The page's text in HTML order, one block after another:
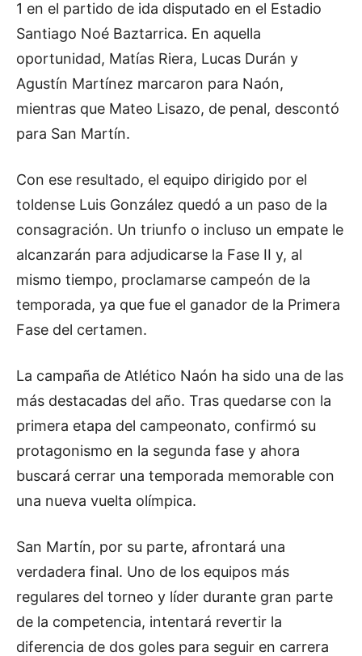
1 en el partido de ida disputado en el Estadio
Santiago Noé Baztarrica. En aquella
oportunidad, Matías Riera, Lucas Durán y
Agustín Martínez marcaron para Naón,
mientras que Mateo Lisazo, de penal, descontó
para San Martín.
Con ese resultado, el equipo dirigido por el
toldense Luis González quedó a un paso de la
consagración. Un triunfo o incluso un empate le
alcanzarán para adjudicarse la Fase II y, al
mismo tiempo, proclamarse campeón de la
temporada, ya que fue el ganador de la Primera
Fase del certamen.
La campaña de Atlético Naón ha sido una de las
más destacadas del año. Tras quedarse con la
primera etapa del campeonato, confirmó su
protagonismo en la segunda fase y ahora
buscará cerrar una temporada memorable con
una nueva vuelta olímpica.
San Martín, por su parte, afrontará una
verdadera final. Uno de los equipos más
regulares del torneo y líder durante gran parte
de la competencia, intentará revertir la
diferencia de dos goles para seguir en carrera